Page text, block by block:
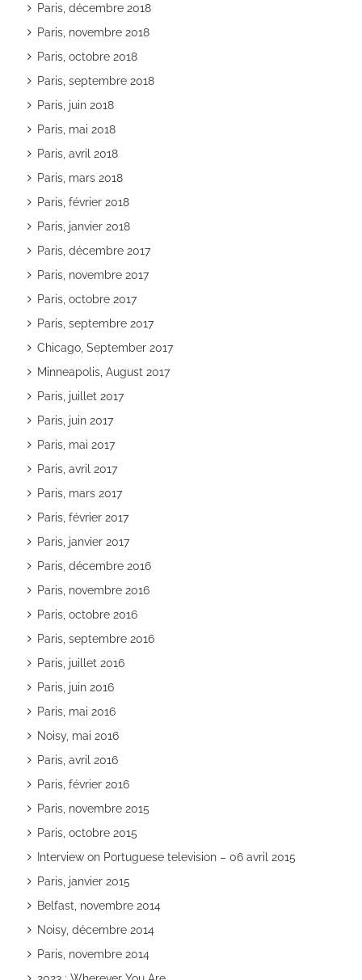
Paris, décembre 2018
Paris, novembre 2018
Paris, octobre 2018
Paris, septembre 2018
Paris, juin 2018
Paris, mai 2018
Paris, avril 2018
Paris, mars 2018
Paris, février 2018
Paris, janvier 2018
Paris, décembre 2017
Paris, novembre 2017
Paris, octobre 2017
Paris, septembre 2017
Chicago, September 2017
Minneapolis, August 2017
Paris, juillet 2017
Paris, juin 2017
Paris, mai 2017
Paris, avril 2017
Paris, mars 2017
Paris, février 2017
Paris, janvier 2017
Paris, décembre 2016
Paris, novembre 2016
Paris, octobre 2016
Paris, septembre 2016
Paris, juillet 2016
Paris, juin 2016
Paris, mai 2016
Noisy, mai 2016
Paris, avril 2016
Paris, février 2016
Paris, novembre 2015
Paris, octobre 2015
Interview on Portuguese television – 06 avril 2015
Paris, janvier 2015
Belfast, novembre 2014
Noisy, décembre 2014
Paris, novembre 2014